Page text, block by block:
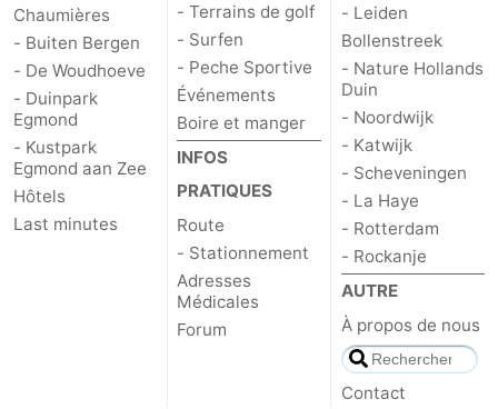
Chaumières
- Buiten Bergen
- De Woudhoeve
- Duinpark
Egmond
- Kustpark
Egmond aan Zee
Hôtels
Last minutes
- Terrains de golf
- Surfen
- Peche Sportive
Événements
Boire et manger
INFOS
PRATIQUES
Route
- Stationnement
Adresses
Médicales
Forum
- Leiden
Bollenstreek
- Nature Hollands
Duin
- Noordwijk
- Katwijk
- Scheveningen
- La Haye
- Rotterdam
- Rockanje
AUTRE
À propos de nous
Contact